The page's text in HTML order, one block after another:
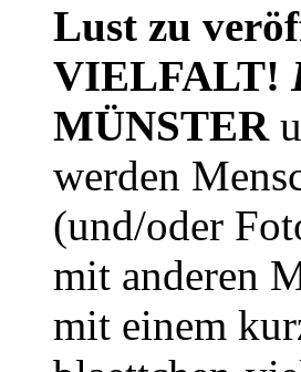
Lust zu
VIELFALT!
MÜNSTER
werden
(und/oder
mit anderen
mit einem